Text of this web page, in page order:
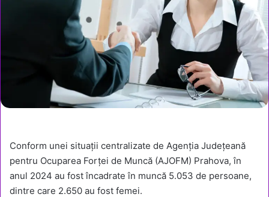
Conform unei situații centralizate de Agenția Județeană
pentru Ocuparea Forței de Muncă (AJOFM) Prahova, în
anul 2024 au fost încadrate în muncă 5.053 de persoane,
dintre care 2.650 au fost femei.